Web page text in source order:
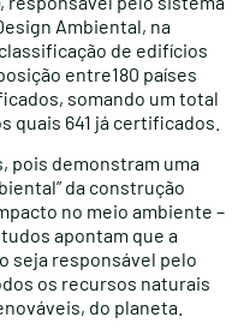
Ambiental, na
de edifícios
entre180 países
somando um total
quais 641 já certificados.
pois demonstram uma
da construção
no meio ambiente –
apontam que a
seja responsável pelo
os recursos naturais
do planeta.